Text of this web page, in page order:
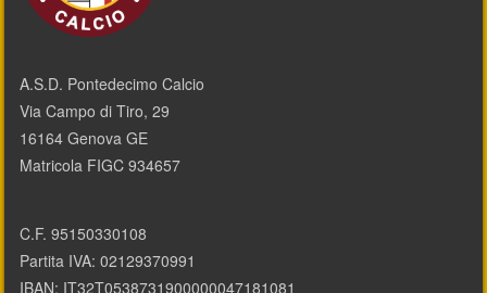
A.S.D. Pontedecimo Calcio
Via Campo di Tiro, 29
16164 Genova GE
Matricola FIGC 934657
C.F. 95150330108
Partita IVA: 02129370991
IBAN: IT32T0538731900000047181081